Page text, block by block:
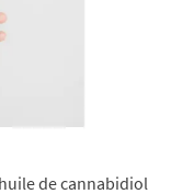
de cannabidiol